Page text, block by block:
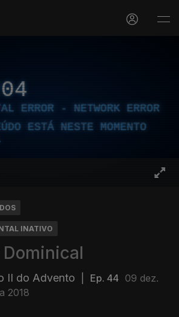
ERROR - NETWORK ERROR
ESTÁ NESTE MOMENTO
INATIVO
II do Advento Ep. 44 09 dez.
2018